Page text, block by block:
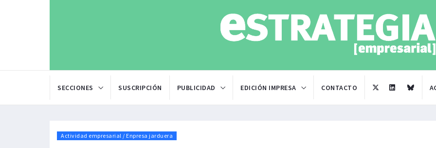
SECCIONES SUSCRIPCIÓN PUBLICIDAD EDICIÓN IMPRESA CONTACTO
Actividad empresarial / Enpresa jarduera